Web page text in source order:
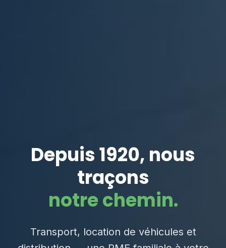
Depuis 1920, nous
traçons
notre chemin.
Transport, location de véhicules et